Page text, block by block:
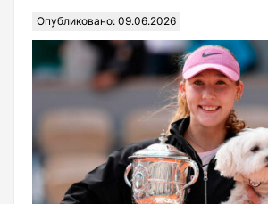
Опубликовано: 09.06.2026